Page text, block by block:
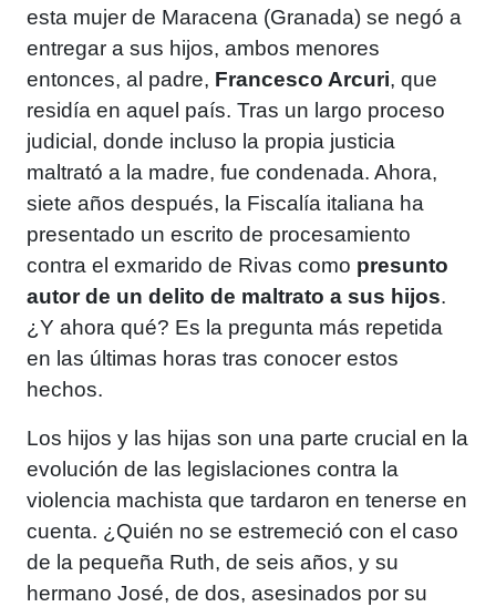
esta mujer de Maracena (Granada) se negó a
entregar a sus hijos, ambos menores
entonces, al padre, Francesco Arcuri, que
residía en aquel país. Tras un largo proceso
judicial, donde incluso la propia justicia
maltrató a la madre, fue condenada. Ahora,
siete años después, la Fiscalía italiana ha
presentado un escrito de procesamiento
contra el exmarido de Rivas como presunto
autor de un delito de maltrato a sus hijos.
¿Y ahora qué? Es la pregunta más repetida
en las últimas horas tras conocer estos
hechos.
Los hijos y las hijas son una parte crucial en la
evolución de las legislaciones contra la
violencia machista que tardaron en tenerse en
cuenta. ¿Quién no se estremeció con el caso
de la pequeña Ruth, de seis años, y su
hermano José, de dos, asesinados por su